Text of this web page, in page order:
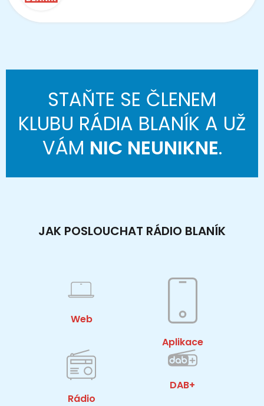
STAŇTE SE ČLENEM
KLUBU RÁDIA BLANÍK A UŽ
VÁM NIC NEUNIKNE.
JAK POSLOUCHAT RÁDIO BLANÍK
Web
Aplikace
Rádio
DAB+